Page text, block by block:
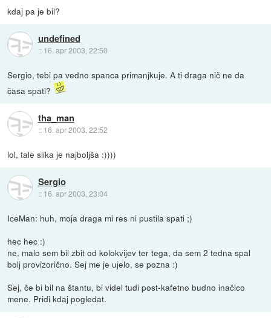
kdaj pa je bil?
undefined
:: 16. apr 2003, 22:50
Sergio, tebi pa vedno spanca primanjkuje. A ti draga nič ne da
časa spati?
tha_man
:: 16. apr 2003, 22:52
lol, tale slika je najboljša :))))
Sergio
:: 16. apr 2003, 23:04
IceMan: huh, moja draga mi res ni pustila spati ;)
hec hec :)
ne, malo sem bil zbit od kolokvijev ter tega, da sem 2 tedna spal
bolj provizorično. Sej me je ujelo, se pozna :)
Sej, če bi bil na štantu, bi videl tudi post-kafetno budno inačico
mene. Pridi kdaj pogledat.